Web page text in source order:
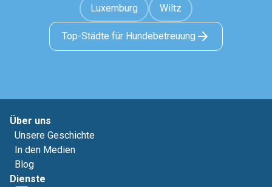
Luxemburg Wiltz
Top-Städte für Hundebetreuung
Über uns
Unsere Geschichte
In den Medien
Blog
Dienste